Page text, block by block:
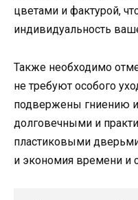
цветами и фактурой,
индивидуальность
Также необходимо
не требуют особого
подвержены гниению и
долговечными и
пластиковыми
и экономия времени и